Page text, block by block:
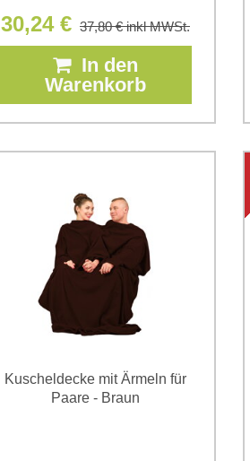
30,24 € 37,80 €inkl MWSt.
In den
Warenkorb
Kuscheldecke mit Ärmeln für
Paare - Braun